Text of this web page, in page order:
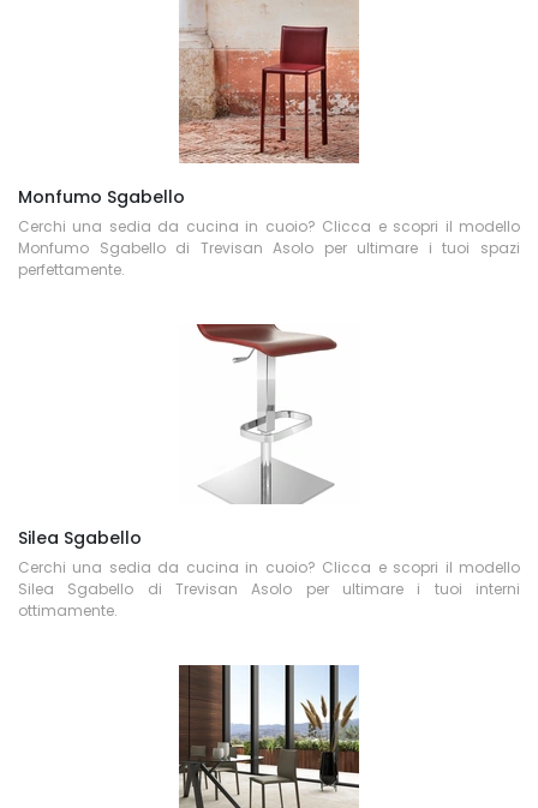
Monfumo Sgabello
Cerchi una sedia da cucina in cuoio? Clicca e scopri il modello
Monfumo Sgabello di Trevisan Asolo per ultimare i tuoi spazi
perfettamente.
Silea Sgabello
Cerchi una sedia da cucina in cuoio? Clicca e scopri il modello
Silea Sgabello di Trevisan Asolo per ultimare i tuoi interni
ottimamente.